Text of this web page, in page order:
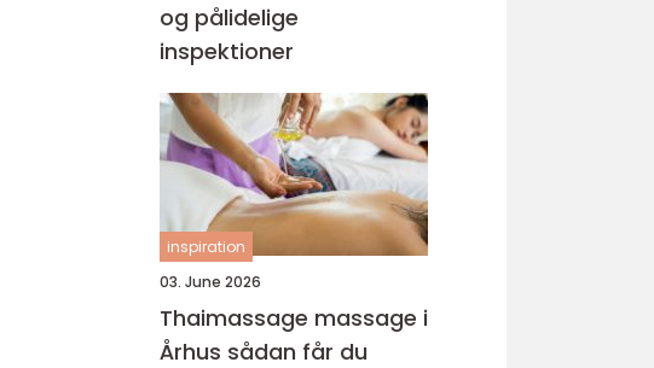
og pålidelige
inspektioner
inspiration
03. June 2026
Thaimassage massage i
Århus sådan får du